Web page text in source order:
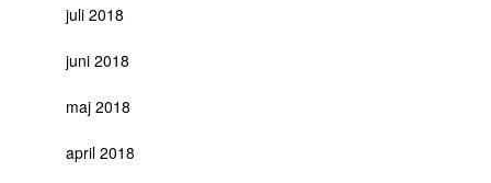
juli 2018
juni 2018
maj 2018
april 2018